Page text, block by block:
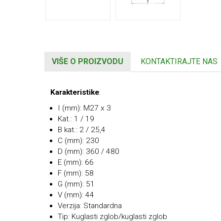
VIŠE O PROIZVODU KONTAKTIRAJTE NAS
Karakteristike:
I (mm): M27 x 3
Kat.: 1 / 19
B kat.: 2 / 25,4
C (mm): 230
D (mm): 360 / 480
E (mm): 66
F (mm): 58
G (mm): 51
V (mm): 44
Verzija: Standardna
Tip: Kuglasti zglob/kuglasti zglob